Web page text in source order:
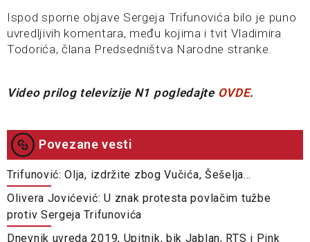
Ispod sporne objave Sergeja Trifunovića bilo je puno
uvredljivih komentara, među kojima i tvit Vladimira
Todorića, člana Predsedništva Narodne stranke.
Video prilog televizije N1 pogledajte OVDE.
Povezane vesti
Trifunović: Olja, izdržite zbog Vučića, Šešelja…
Olivera Jovićević: U znak protesta povlačim tužbe
protiv Sergeja Trifunovića
Dnevnik uvreda 2019, Upitnik, bik Jablan, RTS i Pink